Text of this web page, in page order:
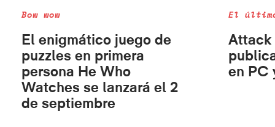
Bow wow
El enigmático juego de
puzzles en primera
persona He Who
Watches se lanzará el 2
de septiembre
El
Attack
en PC